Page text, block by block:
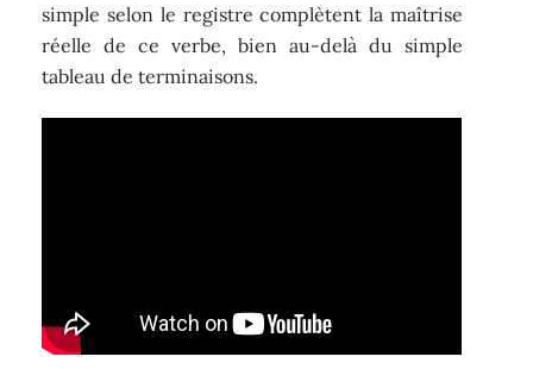
simple selon le registre complètent la maîtrise
réelle de ce verbe, bien au-delà du simple
tableau de terminaisons.